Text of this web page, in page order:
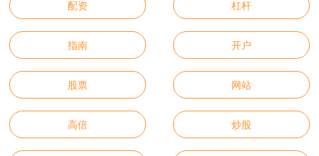
配资 杠杆
指南 开户
股票 网站
高倍 炒股